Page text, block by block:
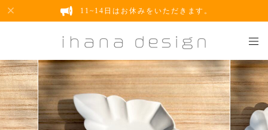
11~14日はお休みをいただきます。